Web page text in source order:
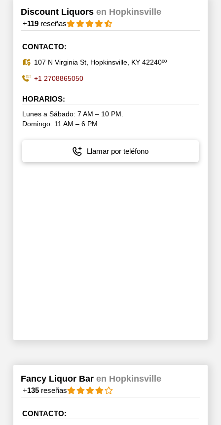
Discount Liquors en Hopkinsville
+119reseñas
CONTACTO:
107 N Virginia St, Hopkinsville, KY 42240ºº
+1 2708865050
HORARIOS:
Lunes a Sábado: 7 AM – 10 PM.
Domingo: 11 AM – 6 PM
Llamar por teléfono
Fancy Liquor Bar en Hopkinsville
+135reseñas
CONTACTO: